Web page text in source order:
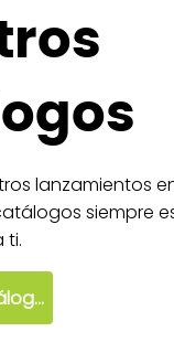
lanzamientos
siempre
ti.
Descargar catálogo